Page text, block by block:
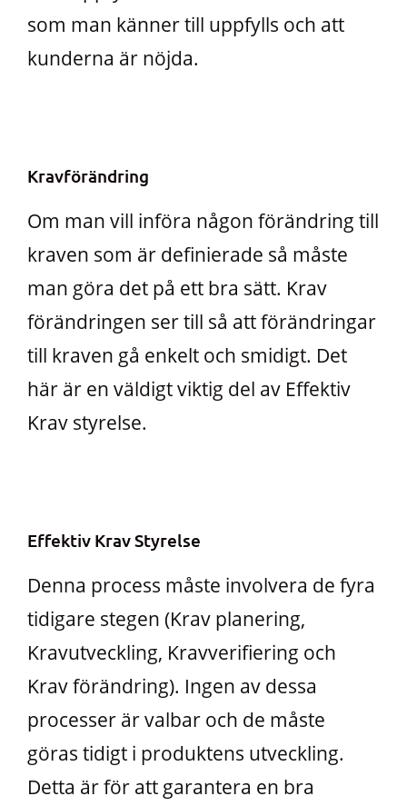
som man känner till uppfylls och att
kunderna är nöjda.
Kravförändring
Om man vill införa någon förändring till
kraven som är definierade så måste
man göra det på ett bra sätt. Krav
förändringen ser till så att förändringar
till kraven gå enkelt och smidigt. Det
här är en väldigt viktig del av Effektiv
Krav styrelse.
Effektiv Krav Styrelse
Denna process måste involvera de fyra
tidigare stegen (Krav planering,
Kravutveckling, Kravverifiering och
Krav förändring). Ingen av dessa
processer är valbar och de måste
göras tidigt i produktens utveckling.
Detta är för att garantera en bra